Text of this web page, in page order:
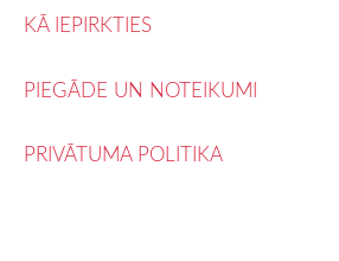
KĀ IEPIRKTIES
PIEGĀDE UN NOTEIKUMI
PRIVĀTUMA POLITIKA